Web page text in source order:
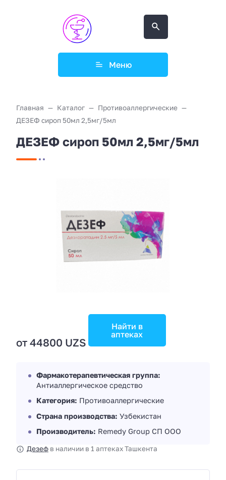
Меню
Главная Каталог
Противоаллергические
ДЕЗЕФ сироп 50мл 2,5мг/5мл
ДЕЗЕФ сироп 50мл 2,5мг/5мл
от 44800 UZS
Найти в
аптеках
Фармакотерапевтическая группа:
Антиаллергическое средство
Категория: Противоаллергические
Страна производства: Узбекистан
Производитель: Remedy Group СП OOO
Дезефв наличии в 1 аптеках Ташкента